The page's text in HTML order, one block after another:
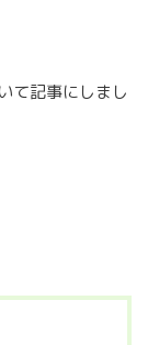
て記事にしまし